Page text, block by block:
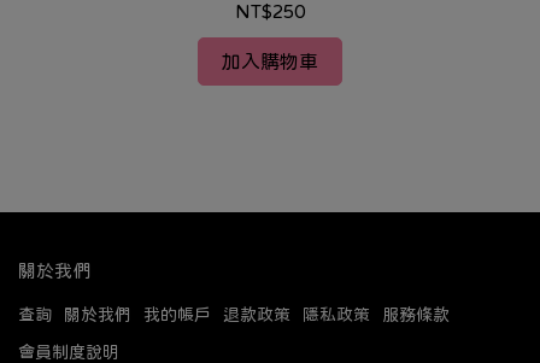
NT$250
加入購物車
關於我們
查詢 關於我們 我的帳戶 退款政策 隱私政策
服務條款
會員制度說明